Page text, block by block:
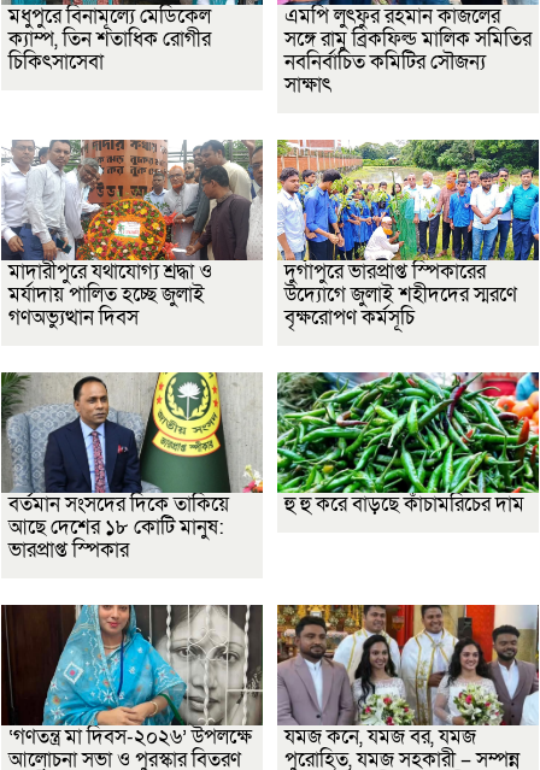
মধুপুরে বিনামূল্যে মেডিকেল
ক্যাম্প, তিন শতাধিক রোগীর
চিকিৎসাসেবা
এমপি লুৎফুর রহমান কাজলের
সঙ্গে রামু ব্রিকফিল্ড মালিক সমিতির
নবনির্বাচিত কমিটির সৌজন্য
সাক্ষাৎ
মাদারীপুরে যথাযোগ্য শ্রদ্ধা ও
মর্যাদায় পালিত হচ্ছে জুলাই
গণঅভ্যুত্থান দিবস
দুর্গাপুরে ভারপ্রাপ্ত স্পিকারের
উদ্যোগে জুলাই শহীদদের স্মরণে
বৃক্ষরোপণ কর্মসূচি
বর্তমান সংসদের দিকে তাকিয়ে
আছে দেশের ১৮ কোটি মানুষ:
ভারপ্রাপ্ত স্পিকার
হু হু করে বাড়ছে কাঁচামরিচের দাম
‘গণতন্ত্র মা দিবস-২০২৬’ উপলক্ষে
আলোচনা সভা ও পুরস্কার বিতরণ
যমজ কনে, যমজ বর, যমজ
পুরোহিত, যমজ সহকারী – সম্পন্ন